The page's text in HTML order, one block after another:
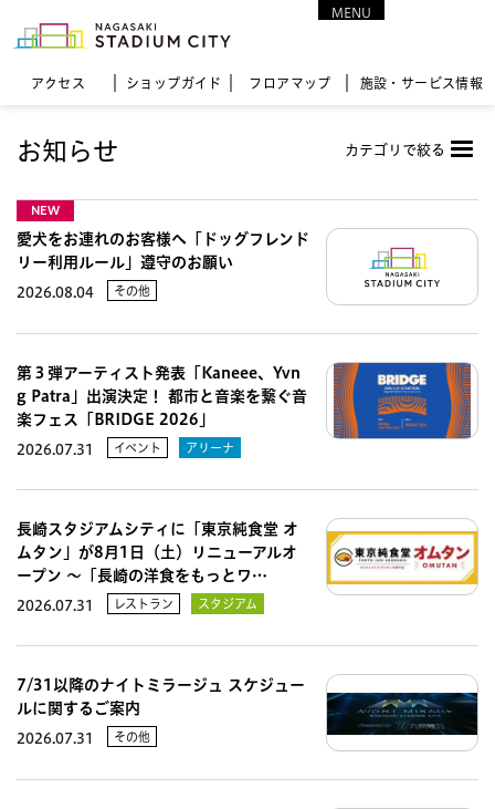
アクセス ショップガイド フロア マップ 施設・サービス情報
MENU
お知らせ カテゴリで絞る
NEW
愛犬をお連れのお客様へ「ドッグフレンド
リー利用ルール」遵守のお願い
2026.08.04 その他
第３弾アーティスト発表「Kaneee、Yvn
g Patra」出演決定！ 都市と音楽を繋ぐ音
楽フェス「BRIDGE 2026」
2026.07.31 イベント アリーナ
長崎スタジアムシティに「東京純食堂 オ
ムタン」が8月1日（土）リニューアルオ
ープン 〜「長崎の洋食をもっとワ…
2026.07.31 レストラン スタジアム
7/31以降のナイトミラージュ スケジュー
ルに関するご案内
2026.07.31 その他